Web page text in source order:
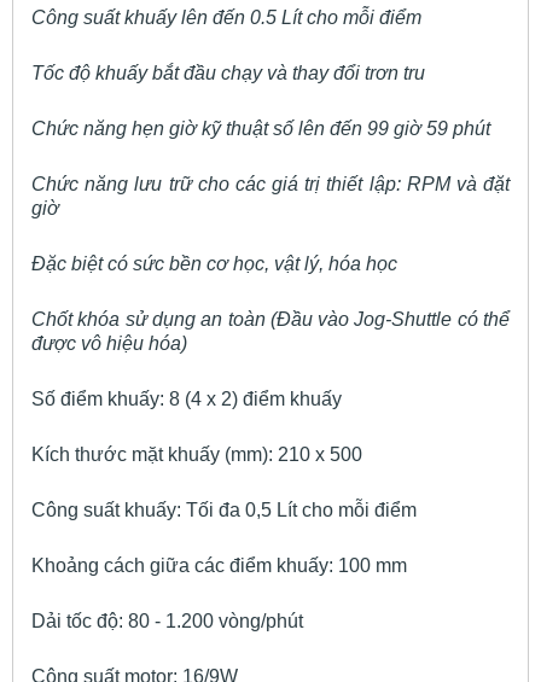
Công suất khuấy lên đến 0.5 Lít cho mỗi điểm
Tốc độ khuấy bắt đầu chạy và thay đổi trơn tru
Chức năng hẹn giờ kỹ thuật số lên đến 99 giờ 59 phút
Chức năng lưu trữ cho các giá trị thiết lập: RPM và đặt
giờ
Đặc biệt có sức bền cơ học, vật lý, hóa học
Chốt khóa sử dụng an toàn (Đầu vào Jog-Shuttle có thể
được vô hiệu hóa)
Số điểm khuấy: 8 (4 x 2) điểm khuấy
Kích thước mặt khuấy (mm): 210 x 500
Công suất khuấy: Tối đa 0,5 Lít cho mỗi điểm
Khoảng cách giữa các điểm khuấy: 100 mm
Dải tốc độ: 80 - 1.200 vòng/phút
Công suất motor: 16/9W